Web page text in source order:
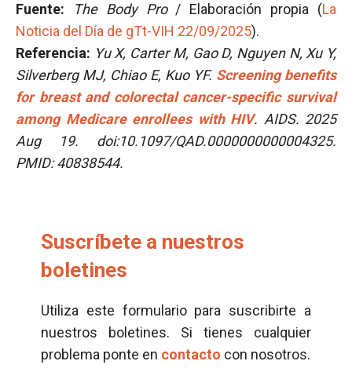
Fuente: The Body Pro/ Elaboración propia (La
Noticia del Día de gTt-VIH 22/09/2025).
Referencia: Yu X, Carter M, Gao D, Nguyen N, Xu Y,
Silverberg MJ, Chiao E, Kuo YF. Screening benefits
for breast and colorectal cancer-specific survival
among Medicare enrollees with HIV. AIDS. 2025
Aug 19. doi:10.1097/QAD.0000000000004325.
PMID: 40838544.
Suscríbete a nuestros
boletines
Utiliza este formulario para suscribirte a
nuestros boletines. Si tienes cualquier
problema ponte en contacto con nosotros.